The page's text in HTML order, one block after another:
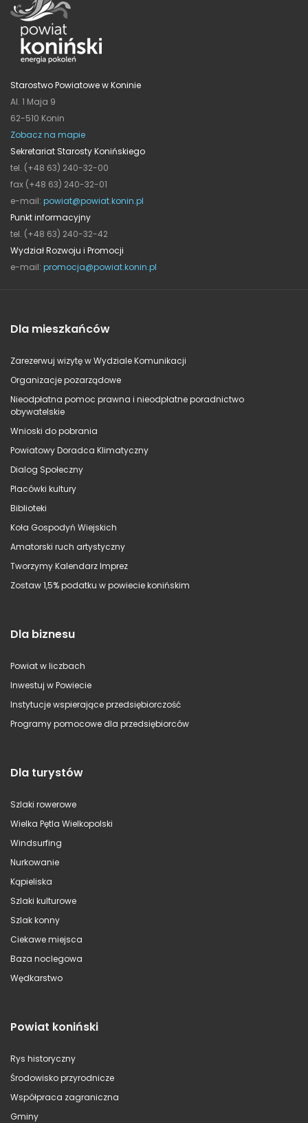
Starostwo Powiatowe w Koninie
Al. 1 Maja 9
62-510 Konin
Zobacz na mapie
Sekretariat Starosty Konińskiego
tel. (+48 63) 240-32-00
fax (+48 63) 240-32-01
e-mail: powiat@powiat.konin.pl
Punkt informacyjny
tel. (+48 63) 240-32-42
Wydział Rozwoju i Promocji
e-mail: promocja@powiat.konin.pl
Dla mieszkańców
Zarezerwuj wizytę w Wydziale Komunikacji
Organizacje pozarządowe
Nieodpłatna pomoc prawna i nieodpłatne poradnictwo
obywatelskie
Wnioski do pobrania
Powiatowy Doradca Klimatyczny
Dialog Społeczny
Placówki kultury
Biblioteki
Koła Gospodyń Wiejskich
Amatorski ruch artystyczny
Tworzymy Kalendarz Imprez
Zostaw 1,5% podatku w powiecie konińskim
Dla biznesu
Powiat w liczbach
Inwestuj w Powiecie
Instytucje wspierające przedsiębiorczość
Programy pomocowe dla przedsiębiorców
Dla turystów
Szlaki rowerowe
Wielka Pętla Wielkopolski
Windsurfing
Nurkowanie
Kąpieliska
Szlaki kulturowe
Szlak konny
Ciekawe miejsca
Baza noclegowa
Wędkarstwo
Powiat koniński
Rys historyczny
Środowisko przyrodnicze
Współpraca zagraniczna
Gminy